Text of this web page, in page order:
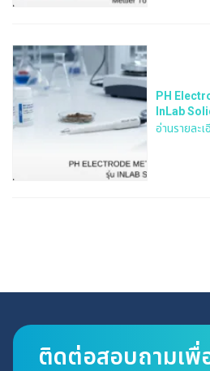
PH
InLab
อ่านรายละเ
ติดต่อสอบถามเพื่